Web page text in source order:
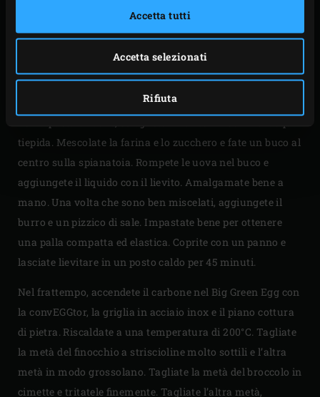
Accetta tutti
Accetta selezionati
Rifiuta
verdure vengono lasciati troppo a lungo avvolto nella
pasta cruda, la pasta si impregna della loro umidità e
rovina il prodotto finale. A meno che non si sta facendo
tutto insieme, spegnere l’EGG e riaccenderlo di nuovo più
tiepida. Mescolate la farina e lo zucchero e fate un buco al
centro sulla spianatoia. Rompete le uova nel buco e
aggiungete il liquido con il lievito. Amalgamate bene a
mano. Una volta che sono ben miscelati, aggiungete il
burro e un pizzico di sale. Impastate bene per ottenere
una palla compatta ed elastica. Coprite con un panno e
lasciate lievitare in un posto caldo per 45 minuti.
Nel frattempo, accendete il carbone nel Big Green Egg con
la convEGGtor, la griglia in acciaio inox e il piano cottura
di pietra. Riscaldate a una temperatura di 200°C. Tagliate
la metà del finocchio a striscioline molto sottili e l’altra
metà in modo grossolano. Tagliate la metà del broccolo in
cimette e tritatele finemente. Tagliate l’altra metà,